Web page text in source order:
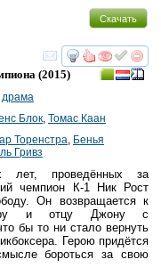
Скачать
смотреть
(2015)
драма
Блок, Томас Каан
Торенстра, Бенья
Гривз
лет, проведённых за
чемпион К-1 Ник Рост
Он возвращается к
и отцу Джону с
бы то ни стало вернуть
Герою придётся
бороться за свою